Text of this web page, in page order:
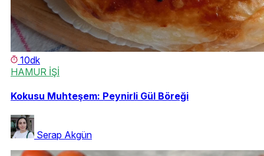
10dk
HAMUR İŞİ
Kokusu Muhteşem: Peynirli Gül Böreği
Serap Akgün